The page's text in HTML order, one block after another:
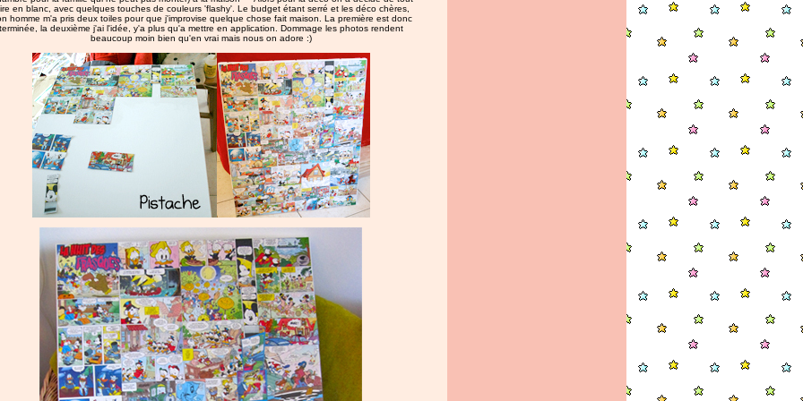
en blanc, avec quelques touches de couleurs 'flashy'. Le budget étant serré et les déco chères,
homme m'a pris deux toiles pour que j'improvise quelque chose fait maison. La première est donc
la deuxième j'ai l'idée, y'a plus qu'a mettre en application. Dommage les photos rendent
beaucoup moin bien qu'en vrai mais nous on adore :)